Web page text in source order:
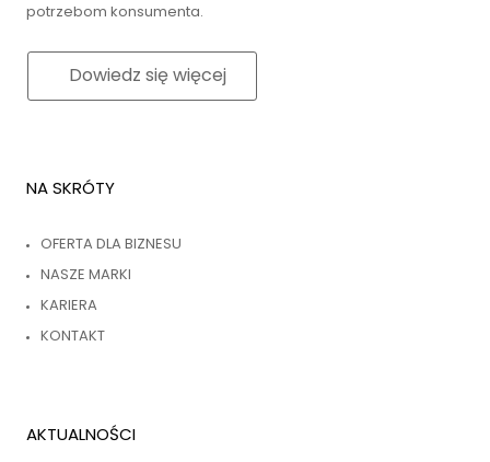
potrzebom konsumenta.
Dowiedz się więcej
NA SKRÓTY
OFERTA DLA BIZNESU
NASZE MARKI
KARIERA
KONTAKT
AKTUALNOŚCI